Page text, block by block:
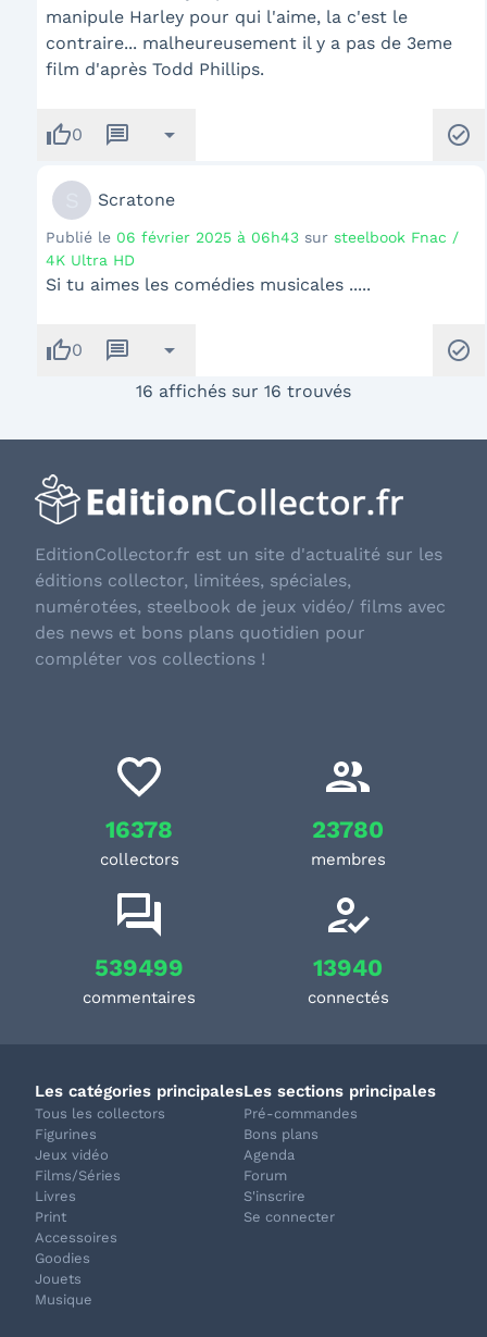
manipule Harley pour qui l'aime, la c'est le
contraire... malheureusement il y a pas de 3eme
film d'après Todd Phillips.
thumb_up0 message arrow_drop_down check_circle
Scratone
Publié le 06 février 2025 à 06h43 sur steelbook Fnac /
4K Ultra HD
Si tu aimes les comédies musicales .....
thumb_up0 message arrow_drop_down check_circle
16 affichés sur 16 trouvés
EditionCollector.fr est un site d'actualité sur les
éditions collector, limitées, spéciales,
numérotées, steelbook de jeux vidéo/ films avec
des news et bons plans quotidien pour
compléter vos collections !
16378
collectors
23780
membres
539499
commentaires
13940
connectés
Les catégories principales
Tous les collectors
Figurines
Jeux vidéo
Films/Séries
Livres
Print
Accessoires
Goodies
Jouets
Musique
Les sections principales
Pré-commandes
Bons plans
Agenda
Forum
S'inscrire
Se connecter